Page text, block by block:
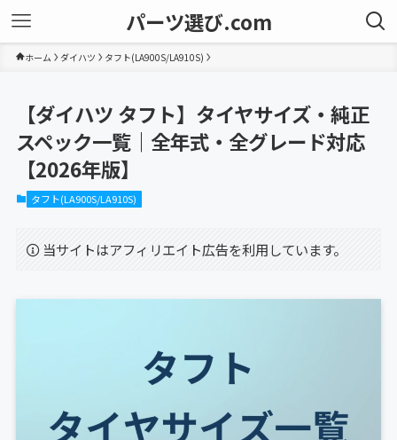
パーツ選び.com
ホーム ダイハツ タフト(LA900S/LA910S)
【ダイハツ タフト】タイヤサイズ・純正
スペック一覧｜全年式・全グレード対応
【2026年版】
タフト(LA900S/LA910S)
当サイトはアフィリエイト広告を利用しています。